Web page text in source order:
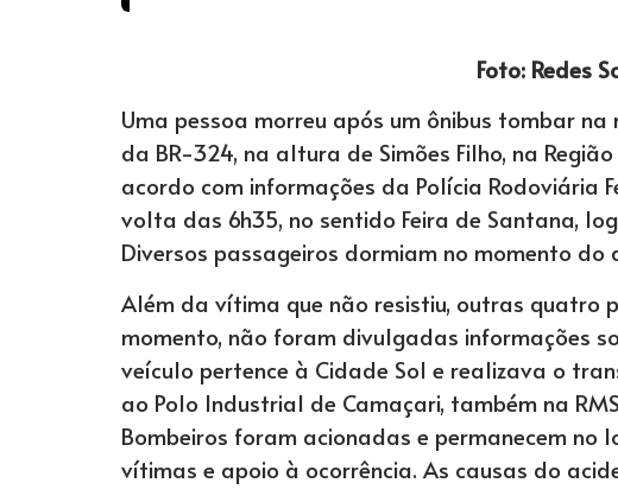
Foto: Redes
Uma pessoa morreu após um ônibus tombar
da BR-324, na altura de Simões Filho, na
acordo com informações da Polícia Rodoviária
volta das 6h35, no sentido Feira de Santana,
Diversos passageiros dormiam no momento do
Além da vítima que não resistiu, outras quatro
momento, não foram divulgadas informações
veículo pertence à Cidade Sol e realizava o
ao Polo Industrial de Camaçari, também na
Bombeiros foram acionadas e permanecem
vítimas e apoio à ocorrência. As causas do